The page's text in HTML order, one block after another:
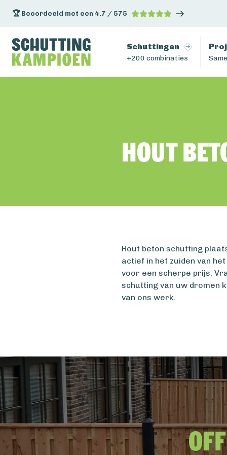
🏆 Beoordeeld met een 4.7 / 575
Schuttingen
+200 combinaties
Hout
Hout beton schutting
actief in het zuiden van
voor een scherpe prijs.
schutting van uw dromen
van ons werk.